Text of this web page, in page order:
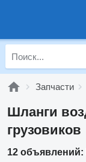
Запчасти
Шланги
грузовиков
12 объявлений: